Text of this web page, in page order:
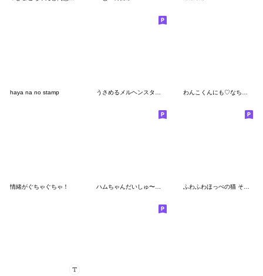
haya na no stamp
情緒がぐちゃぐちゃ！ ハムちゃんだいしゅ〜ご〜 ふわふわほっぺの猫 その2（修正版）